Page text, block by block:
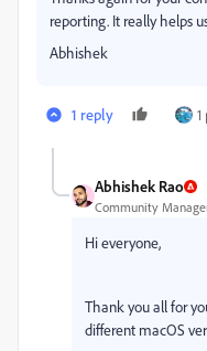
reporting. It really helps
Abhishek
1 reply
Abhishek Rao
Community
Hi everyone,
Thank you all for
different macOS